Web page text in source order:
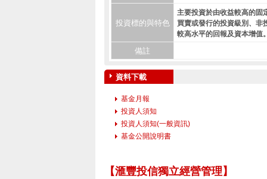
投資標的與特色
主要投資於由收益較高的固
買賣或發行的投資級別、非
較高水平的回報及資本增值
備註
資料下載
基金月報
投資人須知
投資人須知(一般資訊)
基金公開說明書
【滙豐投信獨立經營管理】